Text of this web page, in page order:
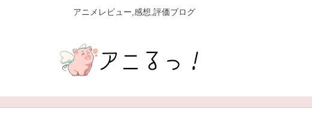
アニメレビュー,感想,評価ブログ